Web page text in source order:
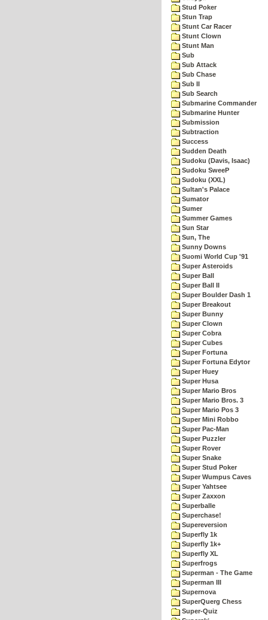
Stud Poker
Stun Trap
Stunt Car Racer
Stunt Clown
Stunt Man
Sub
Sub Attack
Sub Chase
Sub II
Sub Search
Submarine Commander
Submarine Hunter
Submission
Subtraction
Success
Sudden Death
Sudoku (Davis, Isaac)
Sudoku SweeP
Sudoku (XXL)
Sultan's Palace
Sumator
Sumer
Summer Games
Sun Star
Sun, The
Sunny Downs
Suomi World Cup '91
Super Asteroids
Super Ball
Super Ball II
Super Boulder Dash 1
Super Breakout
Super Bunny
Super Clown
Super Cobra
Super Cubes
Super Fortuna
Super Fortuna Edytor
Super Huey
Super Husa
Super Mario Bros
Super Mario Bros. 3
Super Mario Pos 3
Super Mini Robbo
Super Pac-Man
Super Puzzler
Super Rover
Super Snake
Super Stud Poker
Super Wumpus Caves
Super Yahtsee
Super Zaxxon
Superballe
Superchase!
Supereversion
Superfly 1k
Superfly 1k+
Superfly XL
Superfrogs
Superman - The Game
Superman III
Supernova
SuperQuerg Chess
Super-Quiz